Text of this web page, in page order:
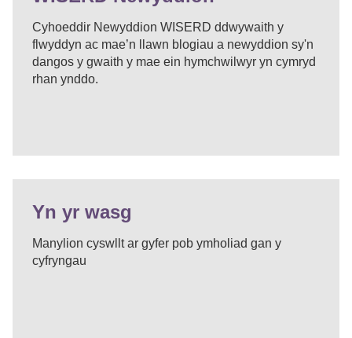
Cyhoeddir Newyddion WISERD ddwywaith y
flwyddyn ac mae’n llawn blogiau a newyddion sy'n
dangos y gwaith y mae ein hymchwilwyr yn cymryd
rhan ynddo.
Yn yr wasg
Manylion cyswllt ar gyfer pob ymholiad gan y
cyfryngau